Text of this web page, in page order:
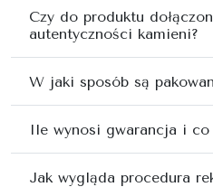
Czy do produktu
autentyczności kamieni?
W jaki sposób są
Ile wynosi gwarancja i co
Jak wygląda procedura